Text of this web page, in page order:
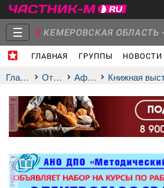
☰ КЕМЕРОВСКАЯ ОБЛАСТЬ
ГЛАВНАЯ ГРУППЫ НОВОСТИ
Объявления Недвижимость
Главная Отдых афиша Книжная
реклама
реклама